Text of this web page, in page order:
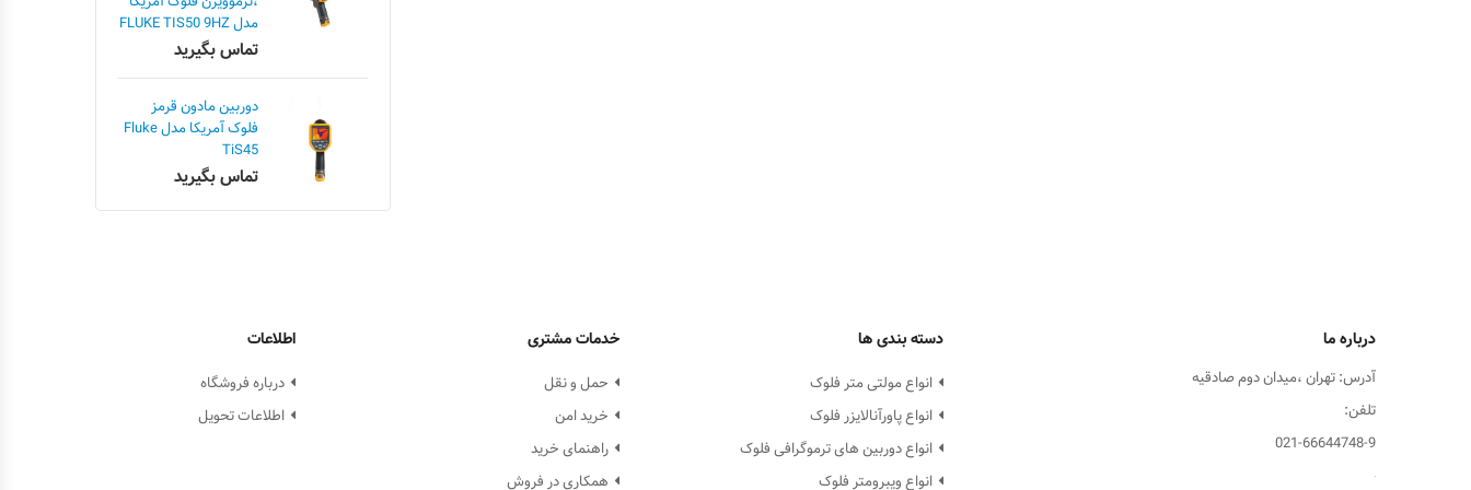
مدل FLUKE TIS50 9HZ
تماس بگیرید
دوربین مادون قرمز
فلوک آمریکا مدل Fluke
TiS45
تماس بگیرید
درباره ما
آدرس: تهران ،میدان دوم صادقیه
تلفن:
021-66644748-9
دسته بندی ها
انواع مولتی متر فلوک
انواع پاورآنالایزر فلوک
انواع دوربین های ترموگرافی فلوک
انواع ویبرومتر فلوک
خدمات مشتری
حمل و نقل
خرید امن
راهنمای خرید
همکاری در فروش
اطلاعات
درباره فروشگاه
اطلاعات تحویل